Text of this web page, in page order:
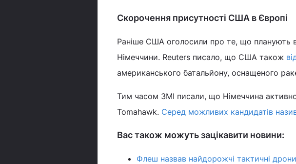
Скорочення присутності США в Європі
Раніше США оголосили про те, що планують
Німеччини. Reuters писало, що США також
американського батальйону, оснащеного
Тим часом ЗМІ писали, що Німеччина
Tomahawk. Серед можливих кандидатів
Вас також можуть зацікавити новини:
Флеш назвав найдорожчі тактичні